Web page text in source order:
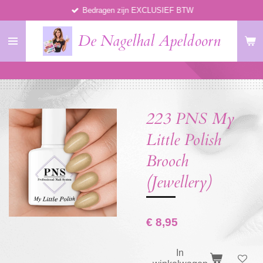
naar
hoofdinhoud
De Nagelhal Apeldoorn
Bedragen zijn EXCLUSIEF BTW
223 PNS My
Little Polish
Brooch
(Jewellery)
€ 8,95
In